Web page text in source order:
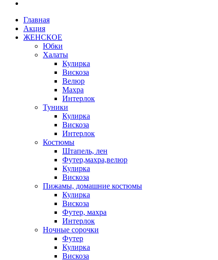
Главная
Акция
ЖЕНСКОЕ
Юбки
Халаты
Кулирка
Вискоза
Велюр
Махра
Интерлок
Туники
Кулирка
Вискоза
Интерлок
Костюмы
Штапель, лен
Футер,махра,велюр
Кулирка
Вискоза
Пижамы, домашние костюмы
Кулирка
Вискоза
Футер, махра
Интерлок
Ночные сорочки
Футер
Кулирка
Вискоза